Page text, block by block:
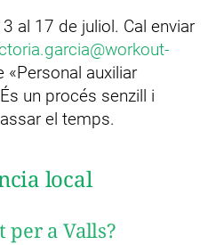
al 17 de juliol. Cal enviar
auxiliar
un procés senzill i
el temps.
local
per a Valls?